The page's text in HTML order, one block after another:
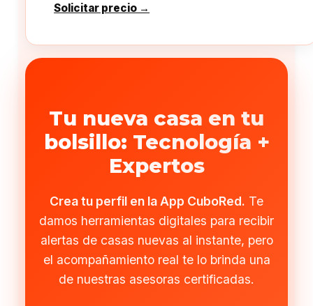
Solicitar precio →
Tu nueva casa en tu
bolsillo: Tecnología +
Expertos
Crea tu perfil en la App CuboRed. Te
damos herramientas digitales para recibir
alertas de casas nuevas al instante, pero
el acompañamiento real te lo brinda una
de nuestras asesoras certificadas.